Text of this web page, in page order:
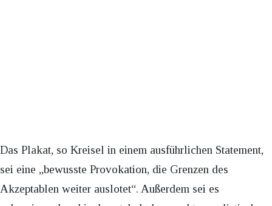
Das Plakat, so Kreisel in einem ausführlichen Statement,
sei eine „bewusste Provokation, die Grenzen des
Akzeptablen weiter auslotet“. Außerdem sei es